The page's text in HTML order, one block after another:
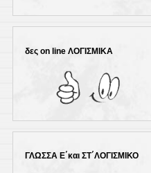
δες on line ΛΟΓΙΣΜΙΚΑ
ΓΛΩΣΣΑ Ε΄και ΣΤ΄ΛΟΓΙΣΜΙΚΟ